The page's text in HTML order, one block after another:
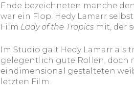
Ende bezeichneten manche
war ein Flop. Hedy Lamarr
Film Lady of the Tropics mit, der
Im Studio galt Hedy Lamarr als
gelegentlich gute Rollen, doch
eindimensional gestalteten
letzten Film.